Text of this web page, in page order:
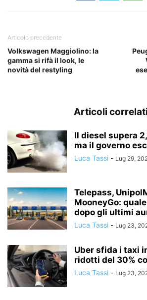
Articolo precedente
Volkswagen Maggiolino: la
gamma si rifà il look, le
novità del restyling
Articoli correlati
Il diesel supera
ma il governo
Luca Tassi - Lug 29,
Telepass,
MooneyGo:
dopo gli ultimi
Luca Tassi - Lug 23,
Uber sfida i taxi
ridotti del 30%
Luca Tassi - Lug 23,